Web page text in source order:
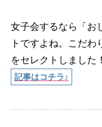
女子会するなら「お
トですよね。こだ
をセレクトしました！
記事はコチラ♪